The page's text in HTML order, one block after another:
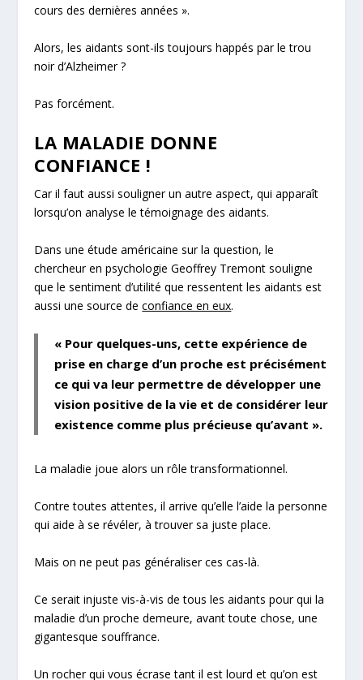
cours des dernières années ».
Alors, les aidants sont-ils toujours happés par le trou
noir d’Alzheimer ?
Pasforcément.
LA MALADIE DONNE
CONFIANCE !
Car il faut aussi souligner un autre aspect, qui apparaît
lorsqu’on analyse le témoignage des aidants.
Dans une étude américaine sur la question, le
chercheur en psychologie Geoffrey Tremont souligne
que le sentiment d’utilité que ressentent les aidants est
aussi une source deconfiance en eux.
« Pour quelques-uns, cette expérience de
prise en charge d’un proche est précisément
ce qui va leur permettre de développer une
vision positive de la vie et de considérer leur
existence comme plus précieuse qu’avant ».
La maladie joue alors un rôle transformationnel.
Contre toutes attentes, il arrive qu’elle l’aide la personne
qui aide à se révéler, à trouver sa juste place.
Mais on ne peut pas généraliser ces cas-là.
Ce serait injuste vis-à-vis de tous les aidants pour qui la
maladie d’un proche demeure, avant toute chose, une
gigantesque souffrance.
Un rocher qui vous écrase tant il est lourd et qu’on est